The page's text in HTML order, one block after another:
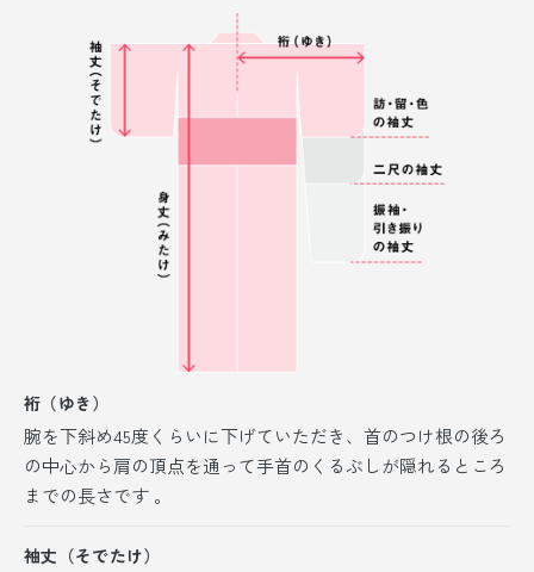
裄（ゆき）
腕を下斜め45度くらいに下げていただき、首のつけ根の後ろ
の中心から肩の頂点を通って手首のくるぶしが隠れるところ
までの長さです 。
袖丈（そでたけ）